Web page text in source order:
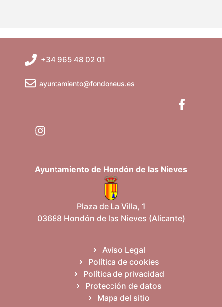
+34 965 48 02 01
ayuntamiento@fondoneus.es
Ayuntamiento de Hondón de las Nieves
Plaza de La Villa, 1
03688 Hondón de las Nieves (Alicante)
Aviso Legal
Política de cookies
Política de privacidad
Protección de datos
Mapa del sitio